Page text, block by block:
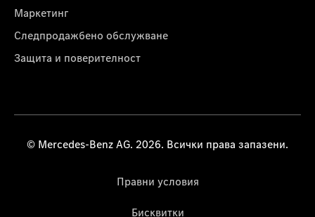
Маркетинг
Следпродажбено обслужване
Защита и поверителност
© Mercedes-Benz AG. 2026. Всички права запазени.
Правни условия
Бисквитки